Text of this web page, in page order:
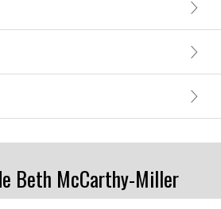
Beth McCarthy-Miller